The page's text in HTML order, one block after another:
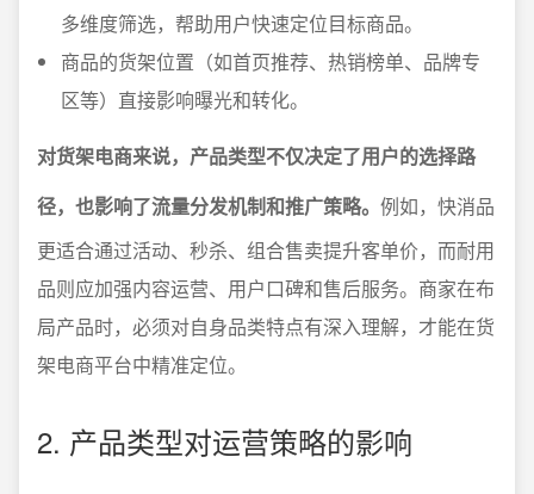
多维度筛选，帮助用户快速定位目标商品。
商品的货架位置（如首页推荐、热销榜单、品牌专
区等）直接影响曝光和转化。
对货架电商来说，产品类型不仅决定了用户的选择路
径，也影响了流量分发机制和推广策略。 例如，快消品
更适合通过活动、秒杀、组合售卖提升客单价，而耐用
品则应加强内容运营、用户口碑和售后服务。商家在布
局产品时，必须对自身品类特点有深入理解，才能在货
架电商平台中精准定位。
2. 产品类型对运营策略的影响